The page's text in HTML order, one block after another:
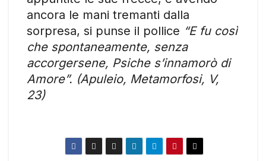
ancora le mani tremanti dalla
sorpresa, si punse il pollice “E fu così
che spontaneamente, senza
accorgersene, Psiche s’innamorò di
Amore”. (Apuleio, Metamorfosi, V,
23)